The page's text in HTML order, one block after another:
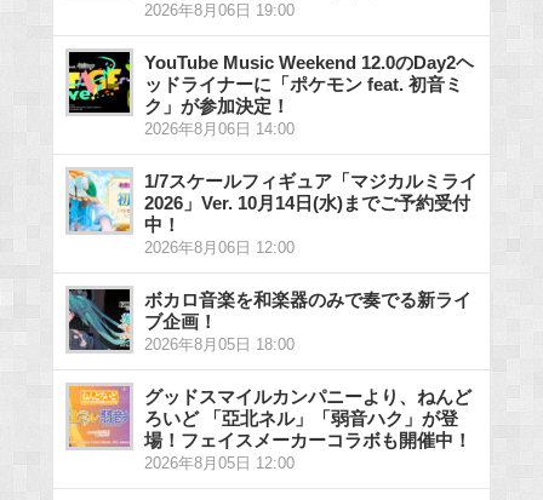
2026年8月06日 19:00
YouTube Music Weekend 12.0のDay2ヘ
ッドライナーに「ポケモン feat. 初音ミ
ク」が参加決定！
2026年8月06日 14:00
1/7スケールフィギュア「マジカルミライ
2026」Ver. 10月14日(水)までご予約受付
中！
2026年8月06日 12:00
ボカロ音楽を和楽器のみで奏でる新ライ
ブ企画！
2026年8月05日 18:00
グッドスマイルカンパニーより、ねんど
ろいど 「亞北ネル」「弱音ハク」が登
場！フェイスメーカーコラボも開催中！
2026年8月05日 12:00